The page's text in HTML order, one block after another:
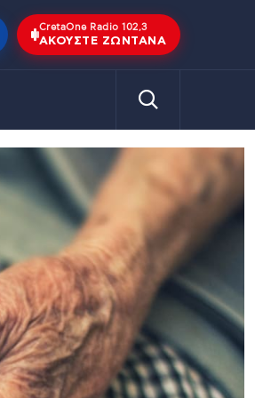
CretaOne Radio 102,3
ΑΚΟΎΣΤΕ ΖΩΝΤΑΝΆ